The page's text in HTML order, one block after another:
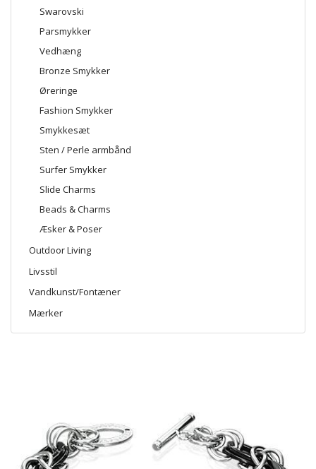
Swarovski
Parsmykker
Vedhæng
Bronze Smykker
Øreringe
Fashion Smykker
Smykkesæt
Sten / Perle armbånd
Surfer Smykker
Slide Charms
Beads & Charms
Æsker & Poser
Outdoor Living
Livsstil
Vandkunst/Fontæner
Mærker